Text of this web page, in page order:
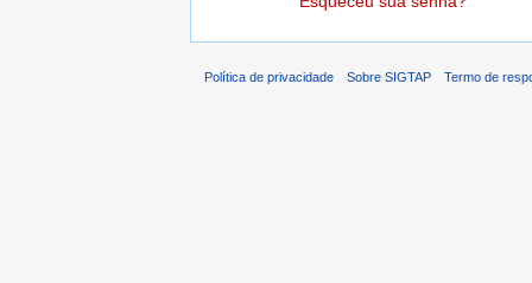
Política de privacidade Sobre SIGTAP Termo de